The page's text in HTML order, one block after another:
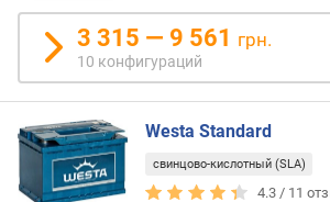
3 315 — 9 561 грн.
10 конфигураций
Westa Standard
свинцово-кислотный (SLA)
4.3 / 11